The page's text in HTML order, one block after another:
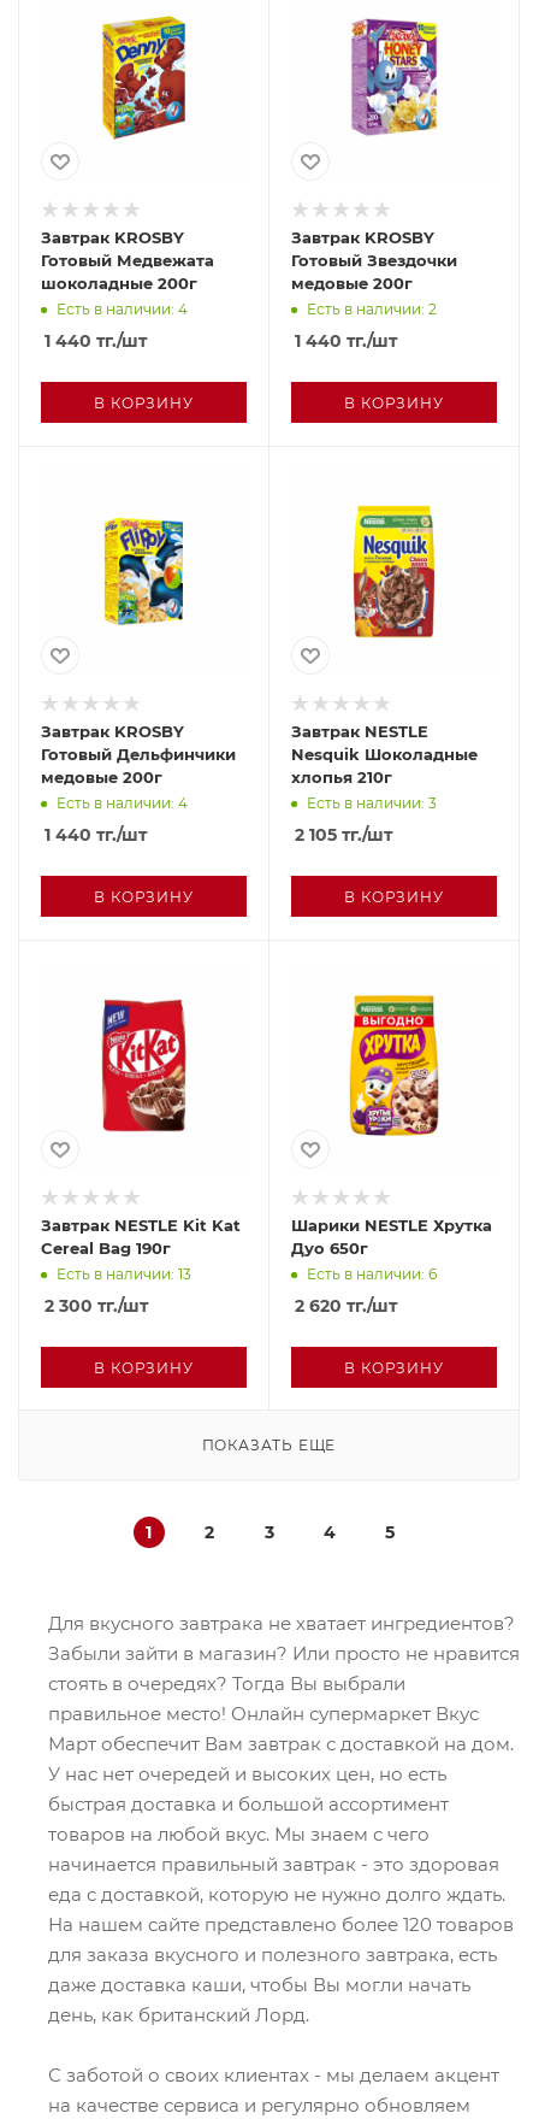
Завтрак KROSBY
Готовый Медвежата
шоколадные 200г
Есть в наличии: 4
1 440 тг./шт
В КОРЗИНУ
Завтрак KROSBY
Готовый Звездочки
медовые 200г
Есть в наличии: 2
1 440 тг./шт
В КОРЗИНУ
Завтрак KROSBY
Готовый Дельфинчики
медовые 200г
Есть в наличии: 4
1 440 тг./шт
В КОРЗИНУ
Завтрак NESTLE
Nesquik Шоколадные
хлопья 210г
Есть в наличии: 3
2 105 тг./шт
В КОРЗИНУ
Завтрак NESTLE Kit Kat
Cereal Bag 190г
Есть в наличии: 13
2 300 тг./шт
В КОРЗИНУ
Шарики NESTLE Хрутка
Дуо 650г
Есть в наличии: 6
2 620 тг./шт
В КОРЗИНУ
ПОКАЗАТЬ ЕЩЕ
1 2 3 4 5
Для вкусного завтрака не хватает ингредиентов?
Забыли зайти в магазин? Или просто не нравится
стоять в очередях? Тогда Вы выбрали
правильное место! Онлайн супермаркет Вкус
Март обеспечит Вам завтрак с доставкой на дом.
У нас нет очередей и высоких цен, но есть
быстрая доставка и большой ассортимент
товаров на любой вкус. Мы знаем с чего
начинается правильный завтрак - это здоровая
еда с доставкой, которую не нужно долго ждать.
На нашем сайте представлено более 120 товаров
для заказа вкусного и полезного завтрака, есть
даже доставка каши, чтобы Вы могли начать
день, как британский Лорд.
С заботой о своих клиентах - мы делаем акцент
на качестве сервиса и регулярно обновляем